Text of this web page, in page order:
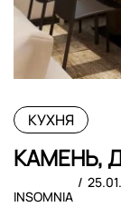
КУХНЯ
КАМЕНЬ,
INSOMNIA